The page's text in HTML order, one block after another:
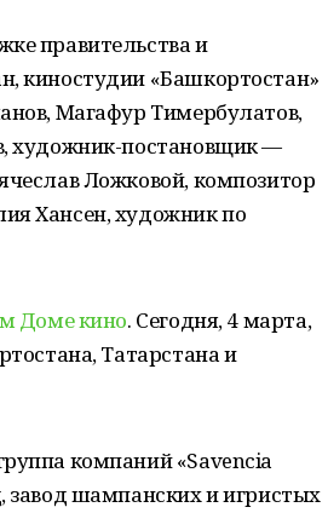
правительства и
киностудии «Башкортостан»
Магафур Тимербулатов,
художник-постановщик —
Ложковой, композитор
Хансен, художник по
Доме кино. Сегодня, 4 марта,
Татарстана и
компаний «Savencia
завод шампанских и игристых